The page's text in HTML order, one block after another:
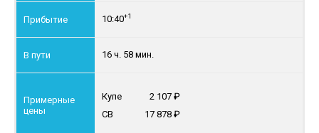
10:40+1
16 ч. 58 мин.
Купе
2 107
СВ
17 878